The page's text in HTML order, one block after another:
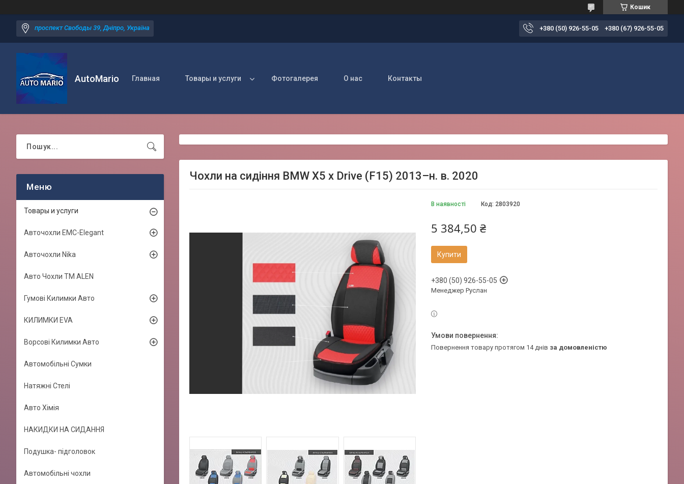
Кошик
проспект Свободы 39, Дніпро, Україна +380 (50) 926-55-05 +380 (67) 926-55-05
AutoMario Главная Товары и услуги Фотогалерея О нас Контакты
Чохли на сидіння BMW X5 x Drive (F15) 2013–н. в. 2020
В наявності Код: 2803920
5 384,50 ₴
Купити
+380 (50) 926-55-05
Менеджер Руслан
повернення товару протягом 14 днів за домовленістю
Товары и услуги
Авточохли EMC-Elegant
Авточохли Nika
Авто Чохли TM ALEN
Гумові Килимки Авто
КИЛИМКИ EVA
Ворсові Килимки Авто
Автомобільні Сумки
Натяжні Стелі
Авто Хімія
НАКИДКИ НА СИДАННЯ
Подушка- підголовок
Автомобільні чохли